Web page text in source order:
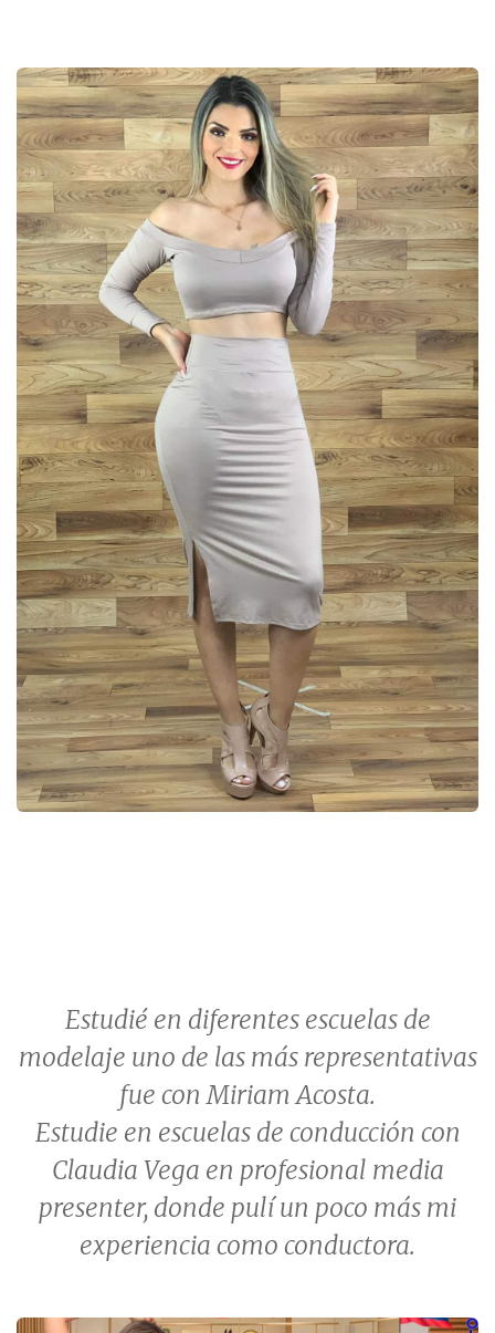
Estudié en diferentes escuelas de
modelaje uno de las más representativas
fue con Miriam Acosta.
Estudie en escuelas de conducción con
Claudia Vega en profesional media
presenter, donde pulí un poco más mi
experiencia como conductora.